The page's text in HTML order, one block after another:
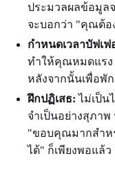
ประมวลผลข้อมูล
จะบอกว่า "คุณต้อ
กำหนดเวลาบัฟเฟ
ทำให้คุณหมดแรง
หลังจากนั้นเพื่อพั
ฝึกปฏิเสธ: ไม่เป็น
จำเป็นอย่างสุภา
"ขอบคุณมากสำห
ได้" ก็เพียงพอแล้ว